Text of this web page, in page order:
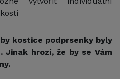
kostice podprsenky byly
Jinak hrozí, že by se Vám